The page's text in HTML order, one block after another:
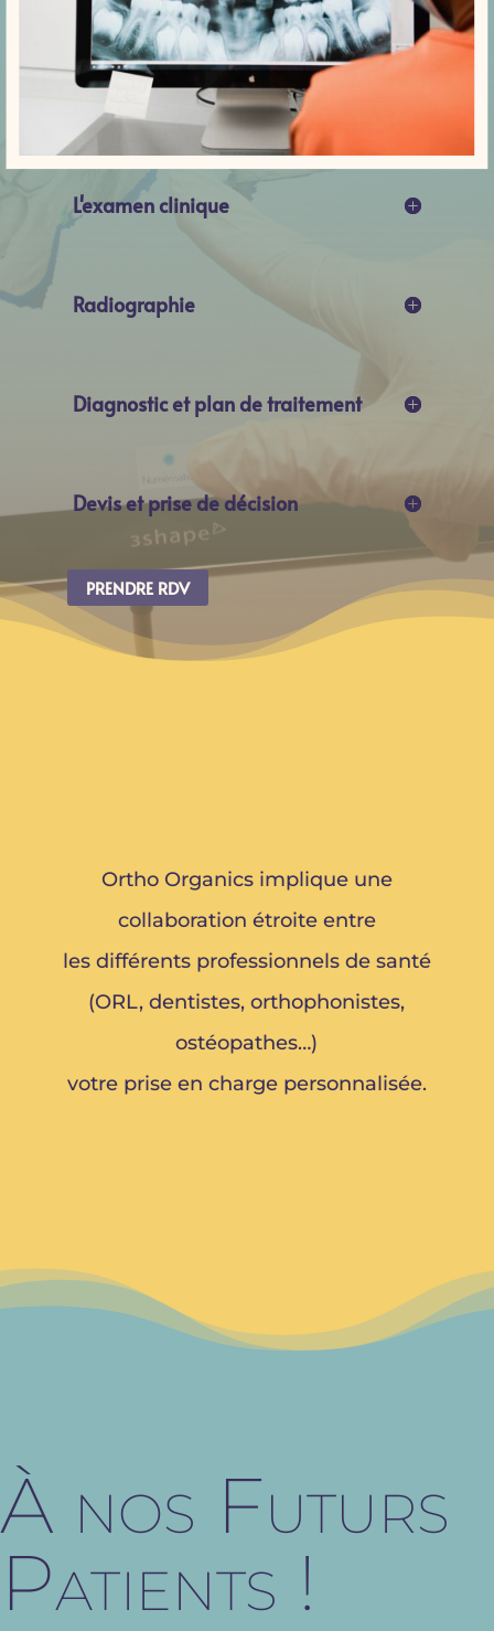
L'examen clinique
Radiographie
Diagnostic et plan de traitement
Devis et prise de décision
PRENDRE RDV
Ortho Organics implique une
collaboration étroite entre
les différents professionnels de santé
(ORL, dentistes, orthophonistes,
ostéopathes…)
votre prise en charge personnalisée.
À nos Futurs
Patients !